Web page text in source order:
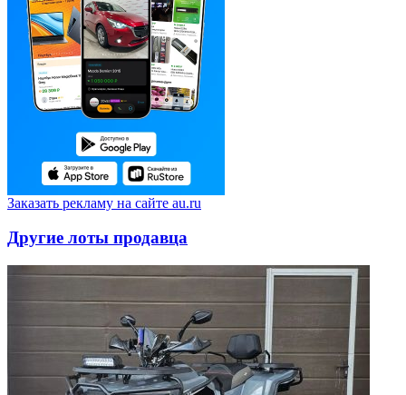
Заказать рекламу на сайте au.ru
Другие лоты продавца